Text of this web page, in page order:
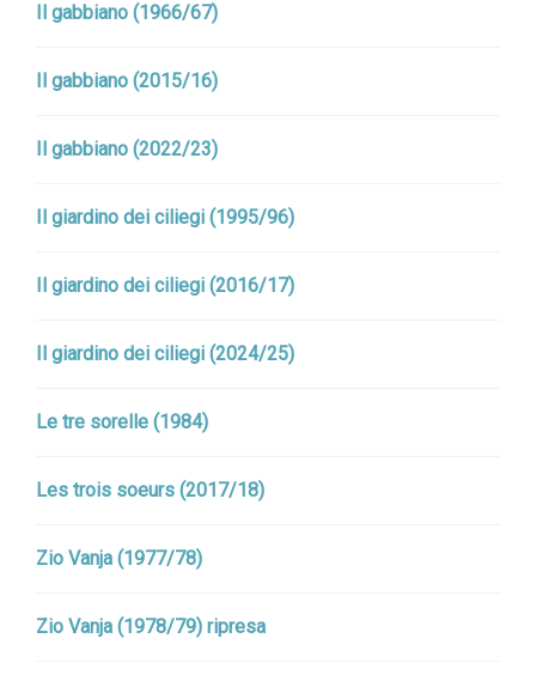
Il gabbiano (1966/67)
Il gabbiano (2015/16)
Il gabbiano (2022/23)
Il giardino dei ciliegi (1995/96)
Il giardino dei ciliegi (2016/17)
Il giardino dei ciliegi (2024/25)
Le tre sorelle (1984)
Les trois soeurs (2017/18)
Zio Vanja (1977/78)
Zio Vanja (1978/79) ripresa